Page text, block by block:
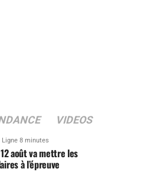
VIDEOS
Ligne 8 minutes
12 août va mettre les
à l’épreuve